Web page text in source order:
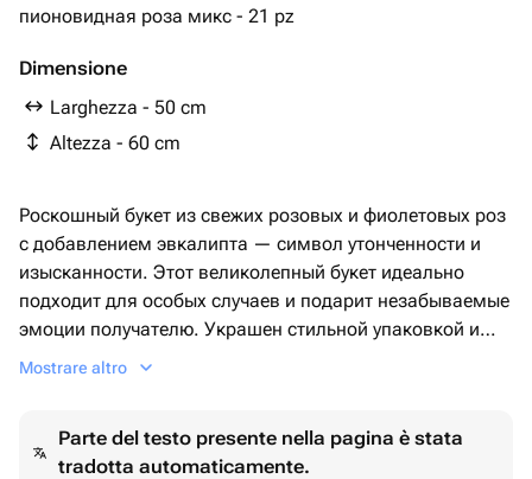
пионовидная роза микс - 21 pz
Dimensione
Larghezza - 50 cm
Altezza - 60 cm
Роскошный букет из свежих розовых и фиолетовых роз
с добавлением эвкалипта — символ утонченности и
изысканности. Этот великолепный букет идеально
подходит для особых случаев и подарит незабываемые
эмоции получателю. Украшен стильной упаковкой и
перевязан атласной лентой, добавляющей букету
Mostrare altro
Parte del testo presente nella pagina è stata
tradotta automaticamente.